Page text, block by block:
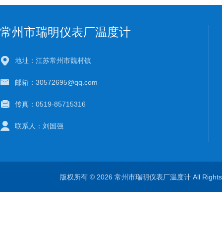
常州市瑞明仪表厂温度计
地址：江苏常州市魏村镇
邮箱：30572695@qq.com
传真：0519-85715316
联系人：刘国强
版权所有 © 2026 常州市瑞明仪表厂温度计 All